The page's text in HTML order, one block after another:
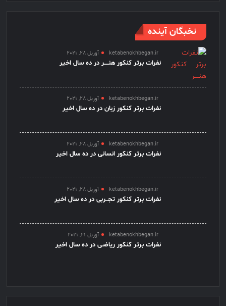
نخبگان آینده
ketabenokhbegan.ir آوریل 28, 2021
نفرات برتر کنکور هنــــر در ده سال اخیر
ketabenokhbegan.ir آوریل 28, 2021
نفرات برتر کنکور زبان در ده سال اخیر
ketabenokhbegan.ir آوریل 28, 2021
نفرات برتر کنکور انسانی در ده سال اخیر
ketabenokhbegan.ir آوریل 28, 2021
نفرات برتر کنکور تجــربی در ده سال اخیر
ketabenokhbegan.ir آوریل 21, 2021
نفرات برتر کنکور ریاضـی در ده سال اخیر